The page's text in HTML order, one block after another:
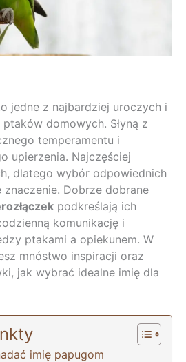
jedne z najbardziej uroczych i
domowych. Słyną z
temperamentu i
upierzenia. Najczęściej
dlatego wybór odpowiednich
znaczenie. Dobrze dobrane
podkreślają ich
komunikację i
ptakami a opiekunem. W
mnóstwo inspiracji oraz
jak wybrać idealne imię dla
imię papugom